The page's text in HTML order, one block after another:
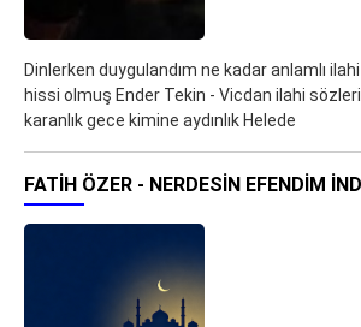
Dinlerken duygulandım ne kadar anlamlı
hissi olmuş Ender Tekin - Vicdan ilahi
karanlık gece kimine aydınlık Helede
FATIH ÖZER - NERDESIN EFENDIM